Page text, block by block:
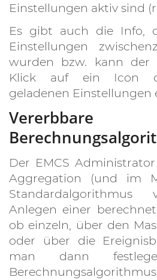
Einstellungen aktiv sind
Es gibt auch die Info,
Einstellungen
wurden bzw. kann der
Klick auf ein Icon
geladenen Einstellungen
Vererbbare
Der EMCS
Aggregation (und im
Standardalgorithmus
Anlegen einer
ob einzeln, über den
oder über die
man dann